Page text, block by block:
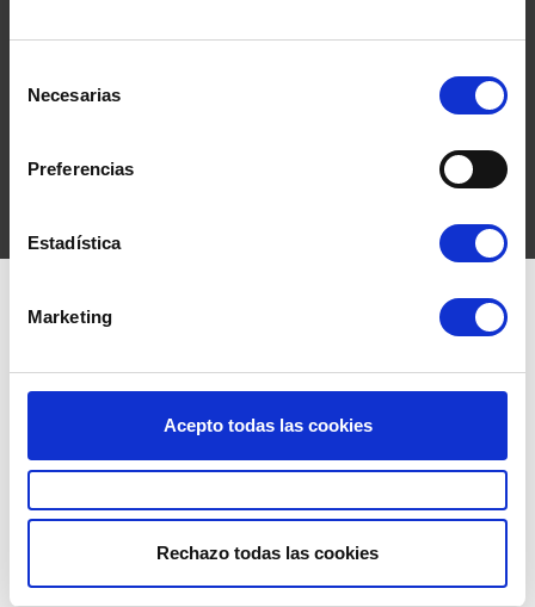
Necesarias
Preferencias
Estadística
Marketing
Acepto todas las cookies
Rechazo todas las cookies
ofrecer una mayor cartera de servicios día a día
hemos ampliado nuestra oferta de consultoría